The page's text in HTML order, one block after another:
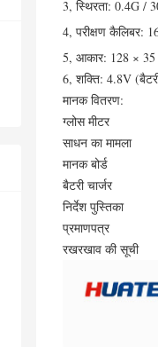
3, स्थिरता: 0.4G /
4, परीक्षण कैलिबर:
5, आकार: 128 × 35
6, शक्ति: 4.8V
मानक वितरण:
ग्लोस मीटर
साधन का मामला
मानक बोर्ड
बैटरी चार्जर
निर्देश पुस्तिका
प्रमाणपत्र
रखरखाव की सूची